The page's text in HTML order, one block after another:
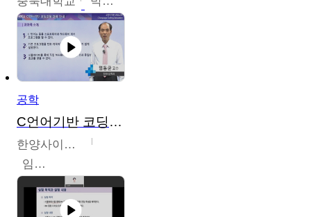
공학
C언어기반 코딩교육
한양사이버대학교
임동균